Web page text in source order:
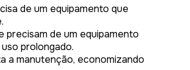
de um equipamento que
precisam de um equipamento
prolongado.
a manutenção, economizando